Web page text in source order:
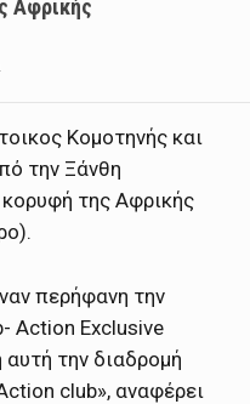
Αφρικής
Κομοτηνής και
την Ξάνθη
της Αφρικής
περήφανη την
Action Exclusive
την διαδρομή
club», αναφέρει